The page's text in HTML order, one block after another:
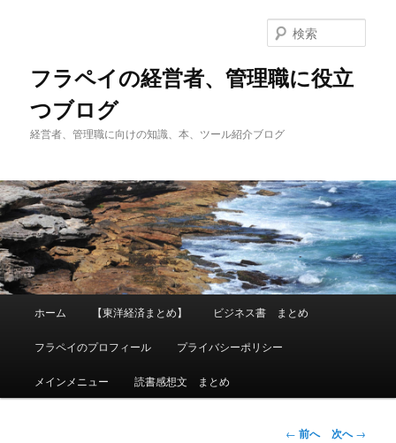
移
動
フラペイの経営者、管理職に役立
つブログ
経営者、管理職に向けの知識、本、ツール紹介ブログ
索
ュ
ホーム 【東洋経済まとめ】 ビジネス書 まとめ
フラペイのプロフィール プライバシーポリシー
メインメニュー 読書感想文 まとめ
投
← 前へ 次へ→